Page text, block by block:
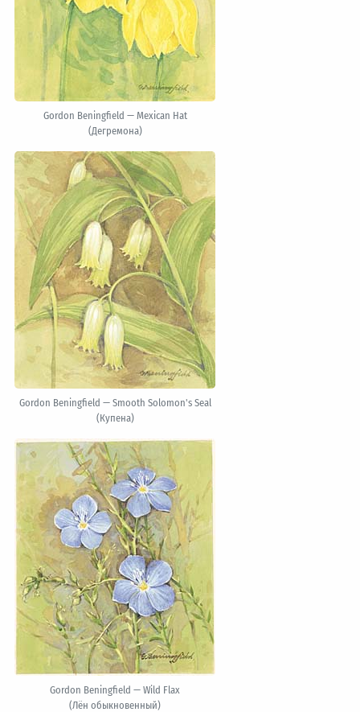
Gordon Beningfield — Mexican Hat
(Дегремона)
Gordon Beningfield — Smooth Solomon's Seal
(Купена)
Gordon Beningfield — Wild Flax
(Лён обыкновенный)